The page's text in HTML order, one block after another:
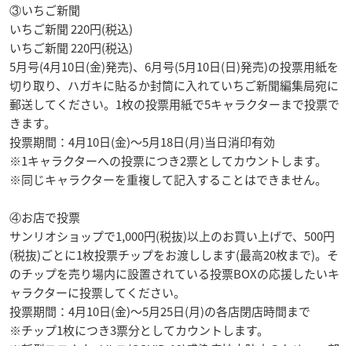
③いちご新聞
いちご新聞 220円(税込)
いちご新聞 220円(税込)
5月号(4月10日(金)発売)、6月号(5月10日(日)発売)の投票用紙を
切り取り、ハガキに貼るか封筒に入れていちご新聞編集局宛に
郵送してください。1枚の投票用紙で5キャラクターまで投票で
きます。
投票期間：4月10日(金)〜5月18日(月)当日消印有効
※1キャラクターへの投票につき2票としてカウントします。
※同じキャラクターを重複して記入することはできません。
④お店で投票
サンリオショップで1,000円(税抜)以上のお買い上げで、500円
(税抜)ごとに1枚投票チップをお渡しします(最高20枚まで)。そ
のチップを売り場内に設置されている投票BOXの応援したいキ
ャラクターに投票してください。
投票期間：4月10日(金)〜5月25日(月)の各店閉店時間まで
※チップ1枚につき3票分としてカウントします。